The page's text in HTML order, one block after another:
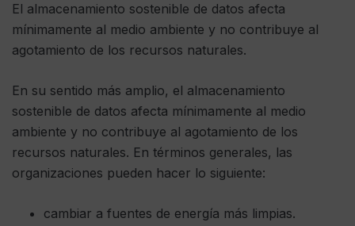
El almacenamiento sostenible de datos afecta
mínimamente al medio ambiente y no contribuye al
agotamiento de los recursos naturales.
En su sentido más amplio, el almacenamiento
sostenible de datos afecta mínimamente al medio
ambiente y no contribuye al agotamiento de los
recursos naturales. En términos generales, las
organizaciones pueden hacer lo siguiente:
cambiar a fuentes de energía más limpias.